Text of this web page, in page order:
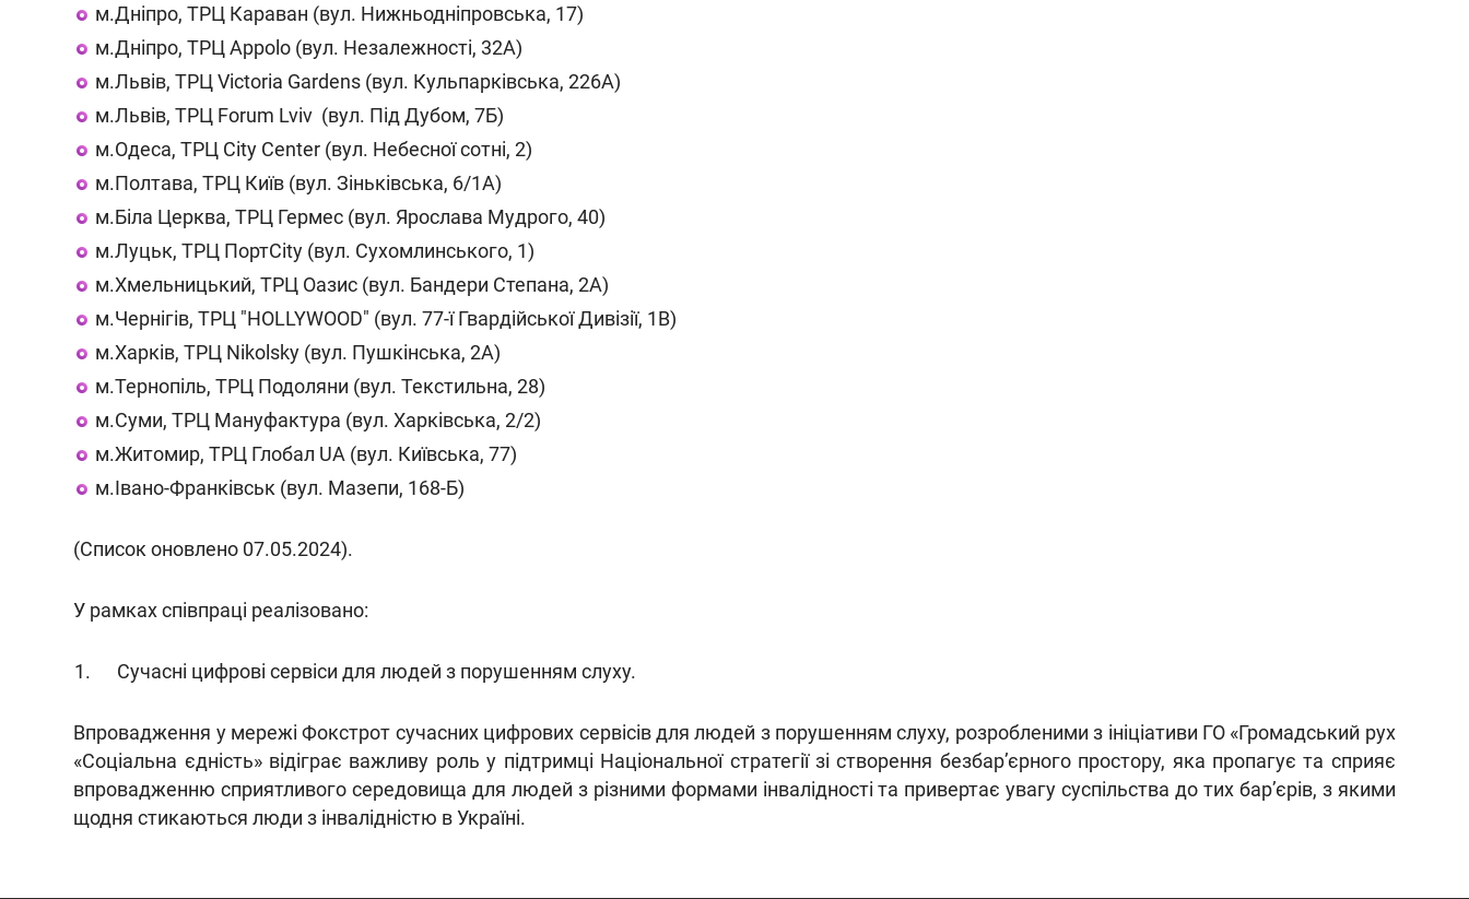
м.Дніпро, ТРЦ Караван (вул. Нижньодніпровська, 17)
м.Дніпро, ТРЦ Appolo (вул. Незалежності, 32А)
м.Львів, ТРЦ Victoria Gardens (вул. Кульпарківська, 226А)
м.Львів, ТРЦ Forum Lviv (вул. Під Дубом, 7Б)
м.Одеса, ТРЦ City Center (вул. Небесної сотні, 2)
м.Полтава, ТРЦ Київ (вул. Зіньківська, 6/1А)
м.Біла Церква, ТРЦ Гермес (вул. Ярослава Мудрого, 40)
м.Луцьк, ТРЦ ПортCity (вул. Сухомлинського, 1)
м.Хмельницький, ТРЦ Оазис (вул. Бандери Степана, 2А)
м.Чернігів, ТРЦ "HOLLYWOOD" (вул. 77-ї Гвардійської Дивізії, 1В)
м.Харків, ТРЦ Nikolsky (вул. Пушкінська, 2А)
м.Тернопіль, ТРЦ Подоляни (вул. Текстильна, 28)
м.Суми, ТРЦ Мануфактура (вул. Харківська, 2/2)
м.Житомир, ТРЦ Глобал UA (вул. Київська, 77)
м.Івано-Франківськ (вул. Мазепи, 168-Б)
(Список оновлено 07.05.2024).
У рамках співпраці реалізовано:
Сучасні цифрові сервіси для людей з порушенням слуху.
Впровадження у мережі Фокстрот сучасних цифрових сервісів для людей з порушенням слуху, розробленими з ініціативи ГО «Громадський рух
«Соціальна єдність» відіграє важливу роль у підтримці Національної стратегії зі створення безбар’єрного простору, яка пропагує та сприяє
впровадженню сприятливого середовища для людей з різними формами інвалідності та привертає увагу суспільства до тих барʼєрів, з якими
щодня стикаються люди з інвалідністю в Україні.